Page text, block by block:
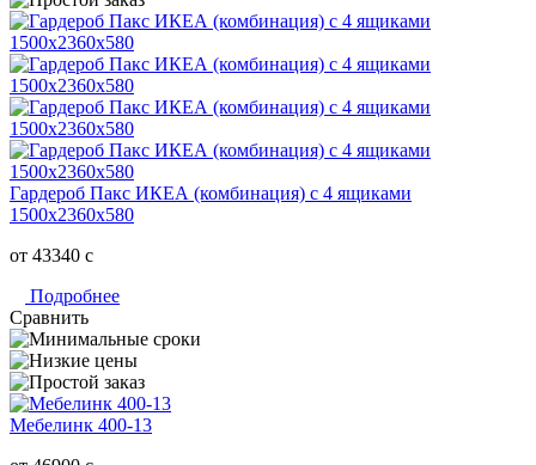
Гардероб Пакс ИКЕА (комбинация) с 4 ящиками
1500х2360х580
от 43340 c
Подробнее
Сравнить
Мебелинк 400-13